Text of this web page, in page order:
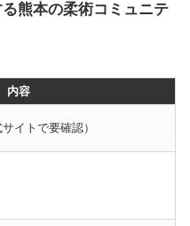
熊本の柔術コミュニテ
内容
イトで要確認）